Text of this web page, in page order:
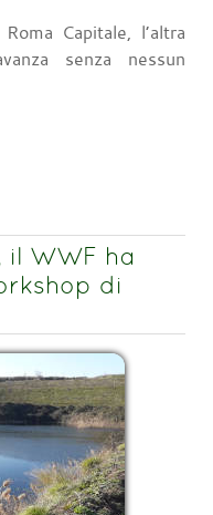
Capitale, l’altra
senza nessun
il WWF ha
di